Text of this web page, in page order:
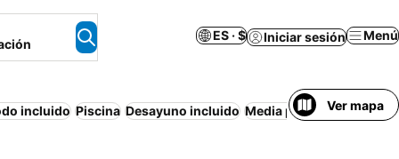
ES · $ Iniciar sesión Menú
incluido Piscina Desayuno incluido Media pensión Playa
Ver mapa